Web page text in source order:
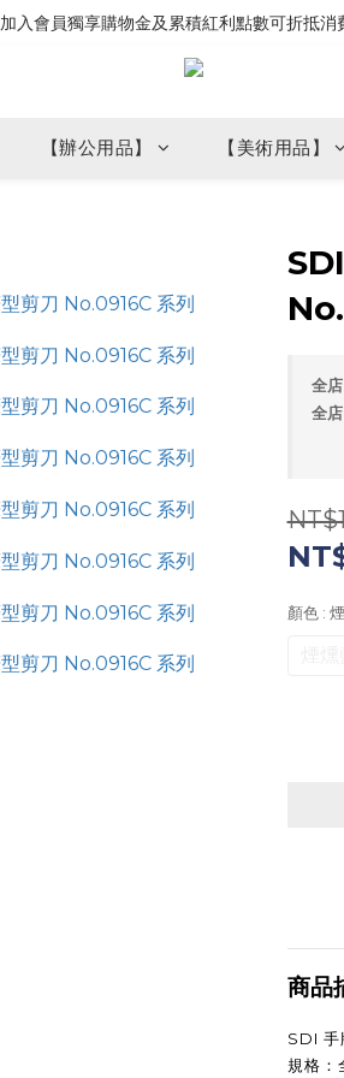
加入會員獨享購物金及累積紅利點數可折抵消
【辦公用品】 【美術用品】
全
全
顏色 :
商品
SDI 手
規格：